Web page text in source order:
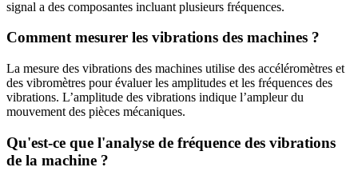
signal a des composantes incluant plusieurs fréquences.
Comment mesurer les vibrations des machines ?
La mesure des vibrations des machines utilise des accéléromètres et
des vibromètres pour évaluer les amplitudes et les fréquences des
vibrations. L’amplitude des vibrations indique l’ampleur du
mouvement des pièces mécaniques.
Qu'est-ce que l'analyse de fréquence des vibrations
de la machine ?